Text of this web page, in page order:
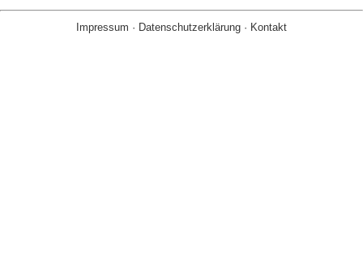
Impressum · Datenschutzerklärung · Kontakt